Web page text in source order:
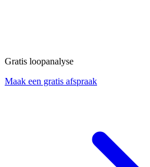
Gratis loopanalyse
Maak een gratis afspraak